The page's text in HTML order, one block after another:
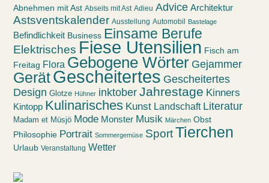
Abnehmen mit Ast Abseits mit Ast Adieu Advice Architektur
Astsventskalender Ausstellung Automobil Bastelage
Befindlichkeit Business Einsame Berufe
Elektrisches Fiese Utensilien Fisch am
Freitag Flora Gebogene Wörter Gejammer
GerätGescheitertes Gescheitertes
Design Glotze Hühner inktober Jahrestage Kinners
Kintopp Kulinarisches Kunst Landschaft Literatur
Madam et Müsjö Mode Monster Musik Märchen Obst
Philosophie Portrait Sommergemüse Sport Tierchen
Urlaub Veranstaltung Wetter